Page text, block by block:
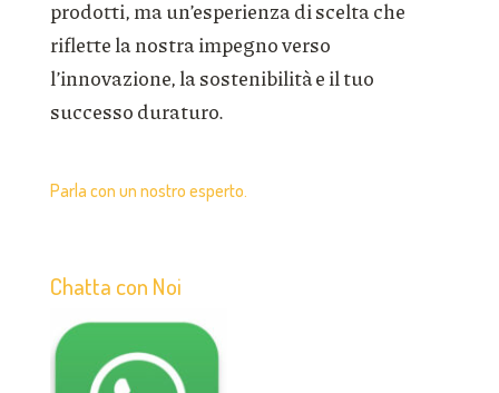
prodotti, ma un’esperienza di scelta che
riflette la nostra impegno verso
l’innovazione, la sostenibilità e il tuo
successo duraturo.
Parla con un nostro esperto.
Chatta con Noi